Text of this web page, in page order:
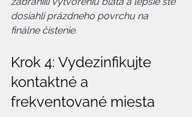
dosiahli prázdneho povrchu na
finálne čistenie.
Krok 4: Vydezinfikujte
kontaktné a
frekventované miesta